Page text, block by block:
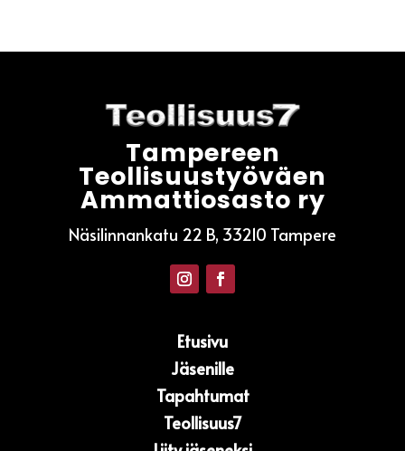
Tampereen
Teollisuustyöväen
Ammattiosasto ry
Näsilinnankatu 22 B, 33210 Tampere
Etusivu
Jäsenille
Tapahtumat
Teollisuus7